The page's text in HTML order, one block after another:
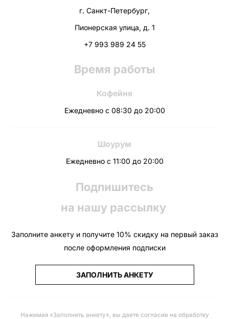
г. Санкт-Петербург,
Пионерская улица, д. 1
+7 993 989 24 55
Время работы
Кофейня
Ежедневно с 08:30 до 20:00
Шоурум
Ежедневно с 11:00 до 20:00
Подпишитесь
на нашу рассылку
Заполните анкету и получите 10% скидку на первый заказ
после оформления подписки
ЗАПОЛНИТЬ АНКЕТУ
Нажимая «Заполнить анкету», вы даете согласие на обработку